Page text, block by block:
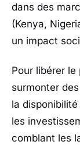
dans des
(Kenya,
un impact
Pour libérer le
surmonter
la
les
comblant les